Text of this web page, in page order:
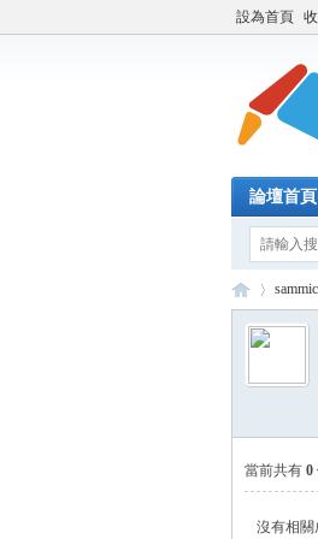
設為首頁
論壇首頁
›
當前共有 0
沒有相關